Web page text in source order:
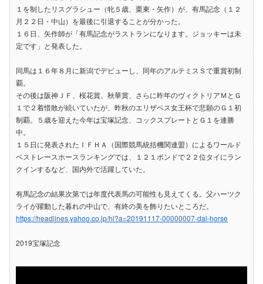
１を制したリスグラシュー（牝５歳、栗東・矢作）が、有馬記念（１２
月２２日・中山）を最後に引退することが分かった。
１６日、矢作師が「有馬記念がラストランになります。ジョッキーは未
定です」と発表した。
同馬は１６年８月に新潟でデビューし、同年のアルテミスＳで重賞初制
覇。
その後は阪神ＪＦ、桜花賞、秋華賞、さらに昨年のヴィクトリアＭとＧ
１で２着惜敗が続いていたが、昨秋のエリザベス女王杯で悲願のＧ１初
制覇。５歳を迎えた今年は宝塚記念、コックスプレートとＧ１を連勝
中。
１５日に発表されたＩＦＨＡ（国際競馬統括機関連盟）によるワールド
ベストレースホースランキングでは、１２１ポンドで２２位タイにラン
クインするなど、国内外で活躍していた。
有馬記念の結果次第では年度代表馬の可能性も見えてくる。父ハーツク
ライが躍動した暮れの中山で、有終の美を飾りたいところだ。
https://headlines.yahoo.co.jp/hl?a=20191117-00000007-dal-horse
2019宝塚記念